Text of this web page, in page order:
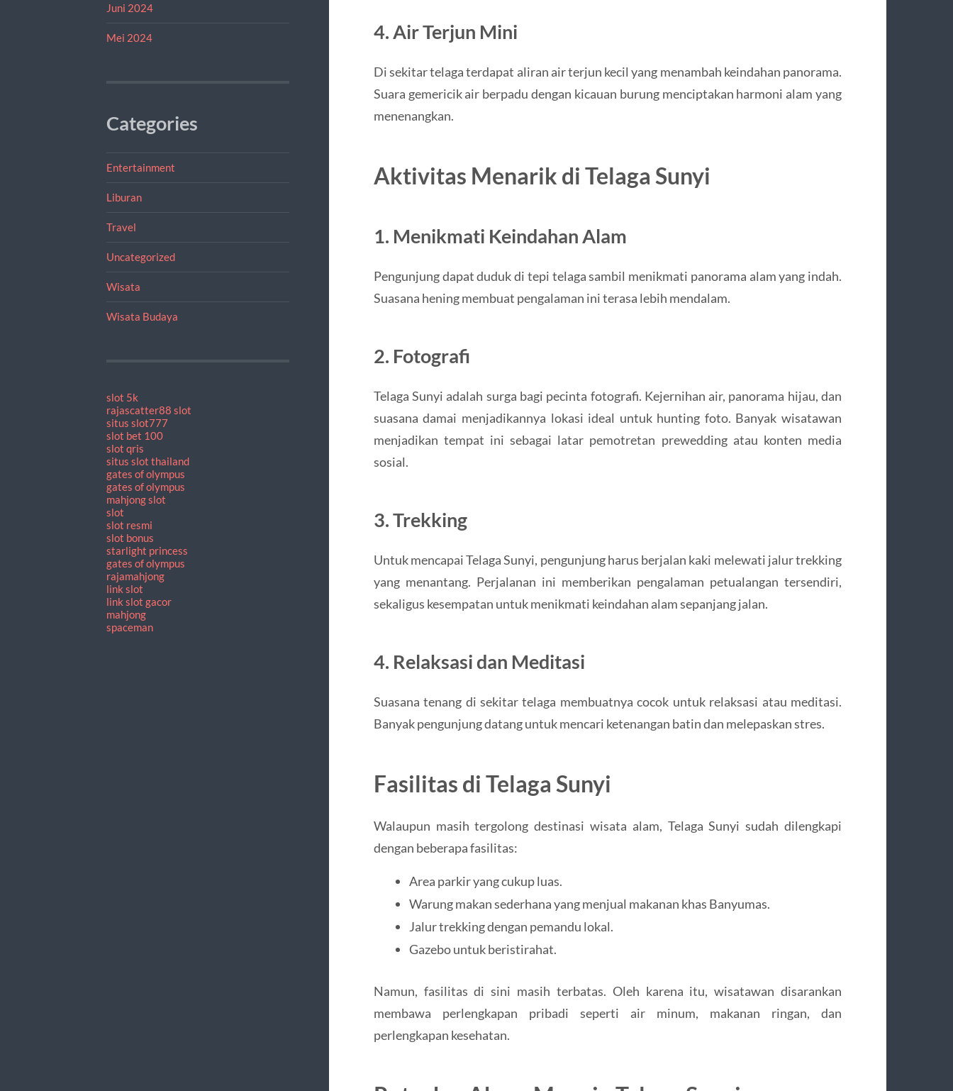
Juni 2024
Mei 2024
Categories
Entertainment
Liburan
Travel
Uncategorized
Wisata
Wisata Budaya
slot 5k
rajascatter88 slot
situs slot777
slot bet 100
slot qris
situs slot thailand
gates of olympus
gates of olympus
mahjong slot
slot
slot resmi
slot bonus
starlight princess
gates of olympus
rajamahjong
link slot
link slot gacor
mahjong
spaceman
4. Air Terjun Mini
Di sekitar telaga terdapat aliran air terjun kecil yang menambah keindahan panorama.
Suara gemericik air berpadu dengan kicauan burung menciptakan harmoni alam yang
menenangkan.
Aktivitas Menarik di Telaga Sunyi
1. Menikmati Keindahan Alam
Pengunjung dapat duduk di tepi telaga sambil menikmati panorama alam yang indah.
Suasana hening membuat pengalaman ini terasa lebih mendalam.
2. Fotografi
Telaga Sunyi adalah surga bagi pecinta fotografi. Kejernihan air, panorama hijau, dan
suasana damai menjadikannya lokasi ideal untuk hunting foto. Banyak wisatawan
menjadikan tempat ini sebagai latar pemotretan prewedding atau konten media
sosial.
3. Trekking
Untuk mencapai Telaga Sunyi, pengunjung harus berjalan kaki melewati jalur trekking
yang menantang. Perjalanan ini memberikan pengalaman petualangan tersendiri,
sekaligus kesempatan untuk menikmati keindahan alam sepanjang jalan.
4. Relaksasi dan Meditasi
Suasana tenang di sekitar telaga membuatnya cocok untuk relaksasi atau meditasi.
Banyak pengunjung datang untuk mencari ketenangan batin dan melepaskan stres.
Fasilitas di Telaga Sunyi
Walaupun masih tergolong destinasi wisata alam, Telaga Sunyi sudah dilengkapi
dengan beberapa fasilitas:
Area parkir yang cukup luas.
Warung makan sederhana yang menjual makanan khas Banyumas.
Jalur trekking dengan pemandu lokal.
Gazebo untuk beristirahat.
Namun, fasilitas di sini masih terbatas. Oleh karena itu, wisatawan disarankan
membawa perlengkapan pribadi seperti air minum, makanan ringan, dan
perlengkapan kesehatan.